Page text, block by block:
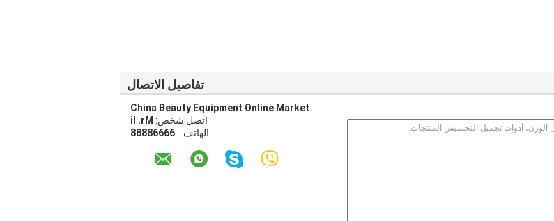
تفاصيل الاتصال
China Beauty Equipment Online Market
اتصل شخص: Mr. li
الهاتف :: 66668888